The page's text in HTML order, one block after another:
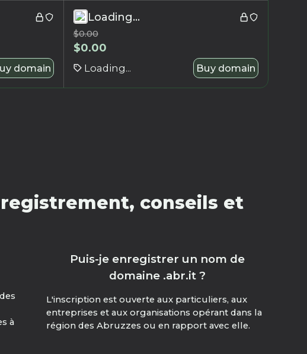
domain
Loading...
$0.00
$0.00
Loading... Buy domain
conseils et
à
Puis-je enregistrer un nom de
domaine .abr.it ?
L'inscription est ouverte aux particuliers, aux
entreprises et aux organisations opérant dans la
région des Abruzzes ou en rapport avec elle.